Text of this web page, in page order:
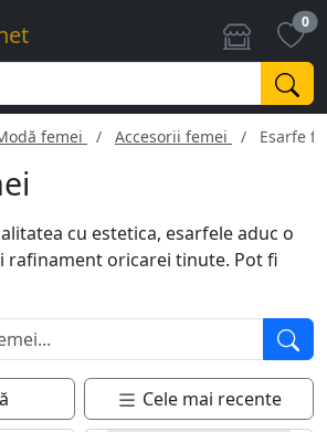
0
femei Accesorii femei Esarfe
cu estetica, esarfele aduc o
rafinament oricarei tinute. Pot fi
pe cap sau ca accesoriu la o
si stil. Disponibile in diferite
ele se pot asorta usor cu
ca sunt casual sau elegante. Pe
esarfele protejeaza si impotriva
accesoriu indispensabil in
Cele mai recente